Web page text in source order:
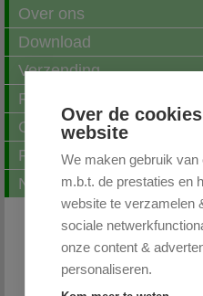
Over de
website
We maken gebruik
m.b.t. de prestaties en
website te verzamelen
sociale
onze content &
personaliseren.
Over ons
Download
Verzending
Fotoalbum
Openingstijden
FAQ
Nieuwsbrief